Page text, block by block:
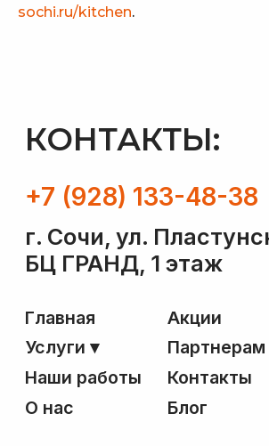
sochi.ru/kitchen.